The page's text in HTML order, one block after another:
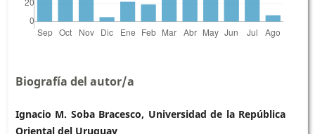
Biografía del autor/a
Ignacio M. Soba Bracesco, Universidad de la República
Oriental del Uruguay